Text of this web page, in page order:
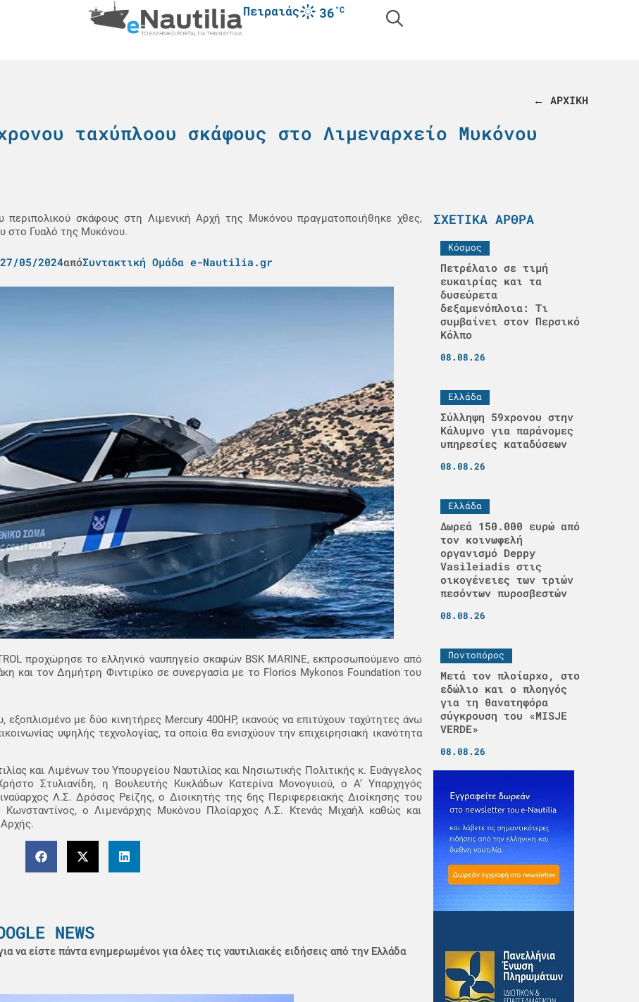
Πειραιάς 36°C
← ΑΡΧΙΚΗ
ταχύπλοου σκάφους στο Λιμεναρχείο Μυκόνου
περιπολικού σκάφους στη Λιμενική Αρχή της Μυκόνου πραγματοποιήθηκε χθες,
στο Γυαλό της Μυκόνου.
27/05/2024απόΣυντακτική Ομάδα e-Nautilia.gr
προχώρησε το ελληνικό ναυπηγείο σκαφών BSK MARINE, εκπροσωπούμενο από
και τον Δημήτρη Φιντιρίκο σε συνεργασία με το Florios Mykonos Foundation του
εξοπλισμένο με δύο κινητήρες Mercury 400HP, ικανούς να επιτύχουν ταχύτητες άνω
υψηλής τεχνολογίας, τα οποία θα ενισχύουν την επιχειρησιακή ικανότητα
και Λιμένων του Υπουργείου Ναυτιλίας και Νησιωτικής Πολιτικής κ. Ευάγγελος
Στυλιανίδη, η Βουλευτής Κυκλάδων Κατερίνα Μονογυιού, ο Α’ Υπαρχηγός
Λ.Σ. Δρόσος Ρείζης, ο Διοικητής της 6ης Περιφερειακής Διοίκησης του
o Λιμενάρχης Μυκόνου Πλοίαρχος Λ.Σ. Κτενάς Μιχαήλ καθώς και
NEWS
είστε πάντα ενημερωμένοι για όλες τις ναυτιλιακές ειδήσεις από την Ελλάδα
ΣΧΕΤΙΚΆ ΆΡΘΡΑ
Κόσμος
Πετρέλαιο σε τιμή
ευκαιρίας και τα
δυσεύρετα
δεξαμενόπλοια: Τι
συμβαίνει στον Περσικό
Κόλπο
08.08.26
Ελλάδα
Σύλληψη 59χρονου στην
Κάλυμνο για παράνομες
υπηρεσίες καταδύσεων
08.08.26
Ελλάδα
Δωρεά 150.000 ευρώ από
τον κοινωφελή
οργανισμό Deppy
Vasileiadis στις
οικογένειες των τριών
πεσόντων πυροσβεστών
08.08.26
Ποντοπόρος
Μετά τον πλοίαρχο, στο
εδώλιο και ο πλοηγός
για τη θανατηφόρα
σύγκρουση του «MISJE
VERDE»
08.08.26